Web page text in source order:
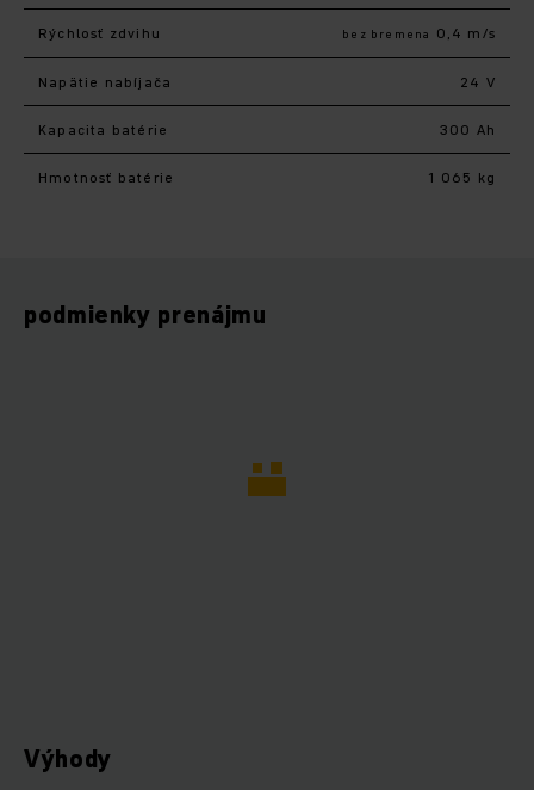
Rýchlosť zdvihu bez bremena 0,4 m/s
Napätie nabíjača 24 V
Kapacita batérie 300 Ah
Hmotnosť batérie 1 065 kg
podmienky prenájmu
Výhody